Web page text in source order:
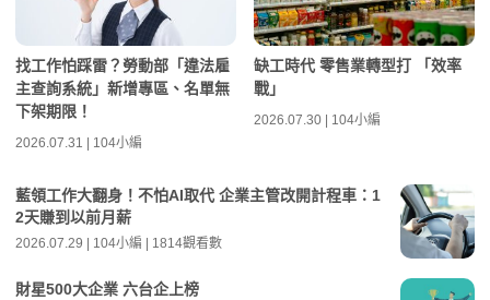
找工作怕踩雷？勞動部「違法雇
主查詢系統」新增專區、名單無
下架期限！
2026.07.31 | 104小編
缺工時代 零售業轉型打 「效率
戰」
2026.07.30 | 104小編
藍領工作大翻身！不怕AI取代 企業主管改開計程車：1
2天賺到以前月薪
2026.07.29 | 104小編 | 1814觀看數
財星500大企業 六台企上榜